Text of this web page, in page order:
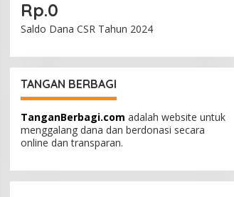
Rp.0
Saldo Dana CSR Tahun 2024
TANGAN BERBAGI
TanganBerbagi.com adalah website untuk
menggalang dana dan berdonasi secara
online dan transparan.